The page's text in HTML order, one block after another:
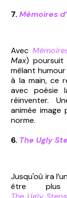
7.Mémoires
Avec
Max) poursuit
mêlant
à la main, ce
avec poésie
réinventer.
animée
norme.
6. The Ugly
Jusqu'où ira
être